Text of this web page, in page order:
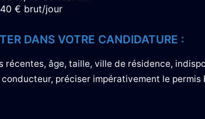
€ brut/jour
DANS VOTRE CANDIDATURE :
récentes, âge, taille, ville de résidence,
préciser impérativement le permis